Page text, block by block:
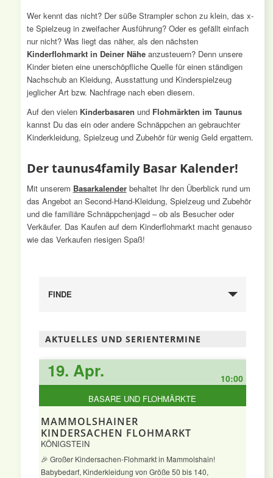
Wer kennt das nicht? Der süße Strampler schon zu klein, das x-
te Spielzeug in zweifacher Ausführung? Oder es gefällt einfach
nur nicht? Was liegt das näher, als den nächsten
Kinderflohmarkt in Deiner Näheanzusteuern? Denn unsere
Kinder bieten eine unerschöpfliche Quelle für einen ständigen
Nachschub an Kleidung, Ausstattung und Kinderspielzeug
jeglicher Art bzw. Nachfrage nach eben diesem.
Auf den vielen Kinderbasaren und Flohmärkten im Taunus
kannst Du das ein oder andere Schnäppchen an gebrauchter
Kinderkleidung, Spielzeug und Zubehör für wenig Geld ergattern.
Der taunus4family Basar Kalender!
Mit unserem Basarkalenderbehaltet Ihr den Überblick rund um
das Angebot an Second-Hand-Kleidung, Spielzeug und Zubehör
und die familiäre Schnäppchenjagd – ob als Besucher oder
Verkäufer. Das Kaufen auf dem Kinderflohmarkt macht genauso
wie das Verkaufen riesigen Spaß!
FINDE
AKTUELLES UND SERIENTERMINE
19. Apr. 10:00
MAMMOLSHAINER
KINDERSACHEN FLOHMARKT
KÖNIGSTEIN
🎉 Großer Kindersachen-Flohmarkt in Mammolshain!
Babybedarf, Kinderkleidung von Größe 50 bis 140,
BASARE UND FLOHMÄRKTE